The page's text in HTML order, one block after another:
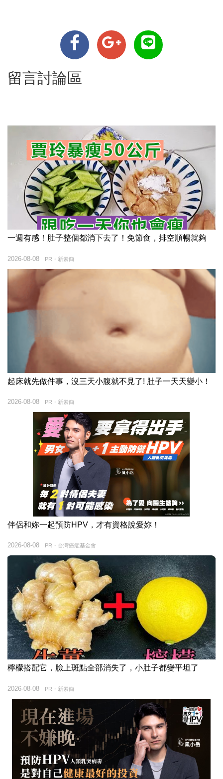
留言討論區
一週有感！肚子整個都消下去了！免節食，排空順暢就夠
PR・新素簡
2026-08-08
起床就先做件事，沒三天小腹就不見了! 肚子一天天變小！
PR・新素簡
2026-08-08
伴侶和妳一起預防HPV，才有資格說愛妳！
PR・台灣癌症基金會
2026-08-08
檸檬搭配它，臉上斑點全部消失了，小肚子都變平坦了
PR・新素簡
2026-08-08